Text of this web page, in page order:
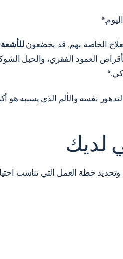
الخاصة بهم. قد يخضعونللأشعة
العمود الفقري، والحبل
نفسه والألم الذي يسببه
لديك
وتحديد خطة العمل التي